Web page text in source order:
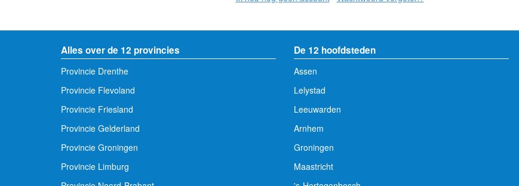
Alles over de 12 provincies
Provincie Drenthe
Provincie Flevoland
Provincie Friesland
Provincie Gelderland
Provincie Groningen
Provincie Limburg
De 12 hoofdsteden
Assen
Lelystad
Leeuwarden
Arnhem
Groningen
Maastricht